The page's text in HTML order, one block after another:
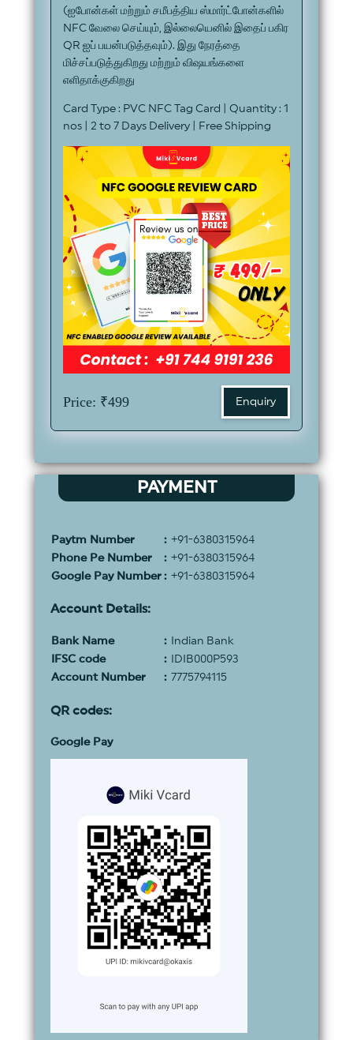
(ஐபோன்கள் மற்றும் சமீபத்திய ஸ்மார்ட்போன்களில்
NFC வேலை செய்யும், இல்லையெனில் இதைப் பகிர
QR ஐப் பயன்படுத்தவும்). இது நேரத்தை
மிச்சப்படுத்துகிறது மற்றும் விஷயங்களை
எளிதாக்குகிறது
Card Type : PVC NFC Tag Card | Quantity : 1
nos | 2 to 7 Days Delivery | Free Shipping
Price: ₹499 Enquiry
PAYMENT
Paytm Number : +91-6380315964
Phone Pe Number
: +91-6380315964
Google Pay Number : +91-6380315964
Account Details:
Bank Name :
Indian Bank
IFSC code
:
IDIB000P593
Account Number
: 7775794115
QR codes:
Google Pay